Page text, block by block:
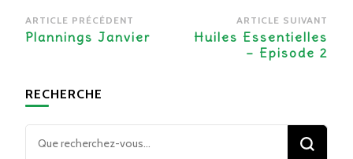
Navigation
d’article
ARTICLE PRÉCÉDENT
Plannings Janvier
ARTICLE SUIVANT
Huiles Essentielles
– Episode 2
RECHERCHE
Vous